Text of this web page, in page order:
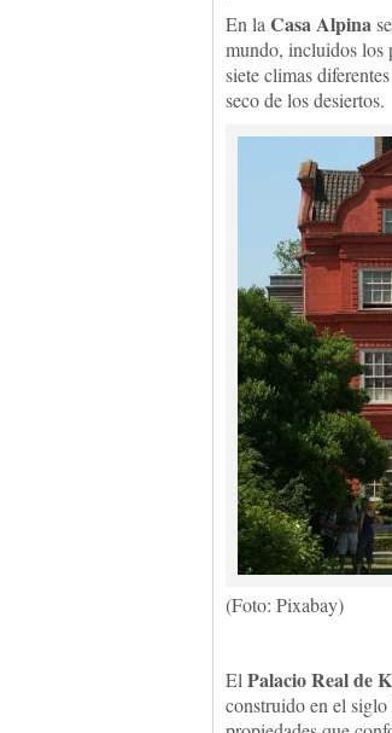
En la Casa Alpina
mundo, incluidos los
siete climas
seco de los desiertos.
(Foto: Pixabay)
El Palacio Real de
construido en el